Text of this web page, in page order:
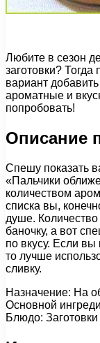
Любите в сезон
заготовки?
вариант
ароматные и
попробовать!
Описание
Спешу показать
«Пальчики
количеством
списка вы,
душе. Количество
баночку, а вот
по вкусу. Если вы
то лучше
сливку.
Назначение: На
Основной
Блюдо: